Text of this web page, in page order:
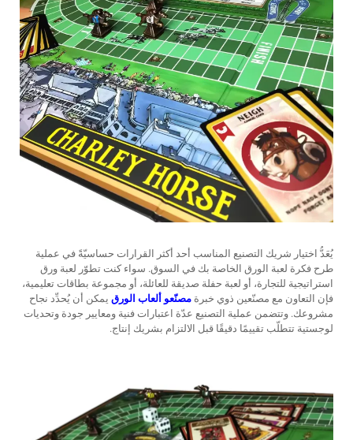
يُعَدُّ اختيار شريك التصنيع المناسب أحد أكثر القرارات حساسيّةً في عملية
طرح فكرة لعبة الورق الخاصة بك في السوق. سواء كنت تطوّر لعبة ورق
استراتيجية للتجارة، أو لعبة حفلة صديقة للعائلة، أو مجموعة بطاقات تعليمية،
فإن التعاون مع مصنّعين ذوي خبرة مصنّعو ألعاب الورق يمكن أن يُحدِّد نجاح
مشروعك. وتتضمن عملية التصنيع عدّة اعتبارات فنية ومعايير جودة وتحديات
لوجستية تتطلّب تقييمًا دقيقًا قبل الالتزام بشريك إنتاج.